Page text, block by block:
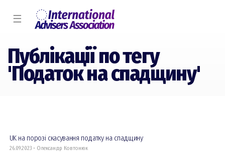
☰
Публікації по тегу
'Податок на спадщину'
UK на порозі скасування податку на спадщину
26.09.2023 • Олександр Ковтонюк